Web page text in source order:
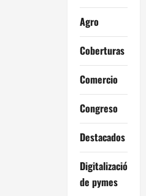
Agro
Coberturas
Comercio
Congreso
Destacados
Digitalización
de pymes